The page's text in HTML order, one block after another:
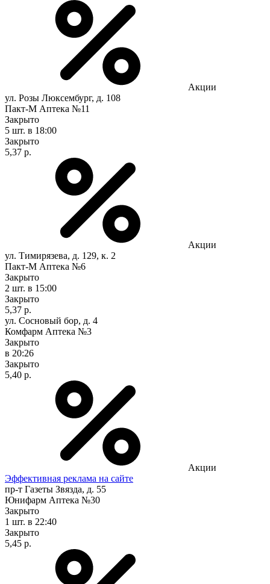
Акции
ул. Розы Люксембург, д. 108
Пакт-М Аптека №11
Закрыто
5 шт. в 18:00
Закрыто
5,37 р.
Акции
ул. Тимирязева, д. 129, к. 2
Пакт-М Аптека №6
Закрыто
2 шт. в 15:00
Закрыто
5,37 р.
ул. Сосновый бор, д. 4
Комфарм Аптека №3
Закрыто
в 20:26
Закрыто
5,40 р.
Акции
Эффективная реклама на сайте
пр-т Газеты Звязда, д. 55
Юнифарм Аптека №30
Закрыто
1 шт. в 22:40
Закрыто
5,45 р.